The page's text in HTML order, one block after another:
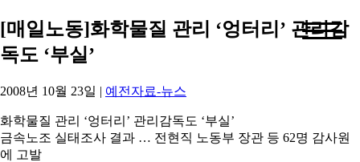
[매일노동]화학물질 관리 ‘엉터리’ 관리감
독도 ‘부실’
2008년 10월 23일 | 예전자료-뉴스
화학물질 관리 ‘엉터리’ 관리감독도 ‘부실’
금속노조 실태조사 결과 … 전현직 노동부 장관 등 62명 감사원
에 고발